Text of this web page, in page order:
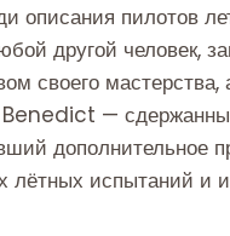
описания пилотов
другой
своего
— сдержанны
дополнительное
испытаний и